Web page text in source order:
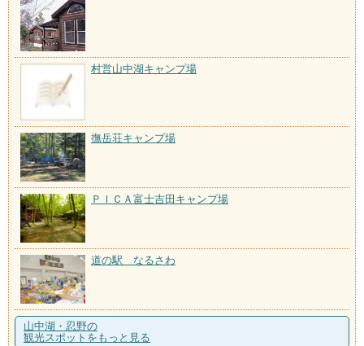
村営山中湖キャンプ場
撫岳荘キャンプ場
ＰＩＣＡ富士吉田キャンプ場
道の駅 なるさわ
山中湖・忍野の
観光スポットをもっと見る